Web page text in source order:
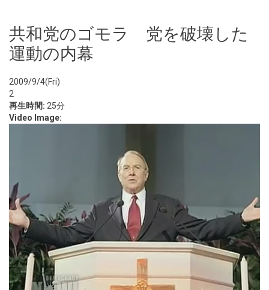
共和党のゴモラ 党を破壊した
運動の内幕
2009/9/4(Fri)
2
再生時間: 25分
Video Image: